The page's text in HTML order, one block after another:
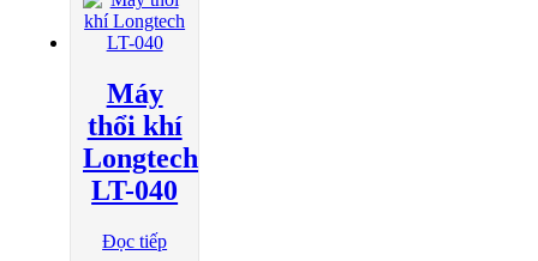
Máy
thổi khí
Longtech
LT-040
Đọc tiếp